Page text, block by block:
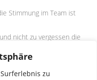
zu
Stimmung im Team ist
nicht zu vergessen die